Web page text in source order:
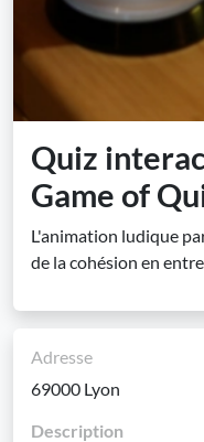
Quiz
Game of
L'animation ludique
de la cohésion en
Adresse
69000 Lyon
Description